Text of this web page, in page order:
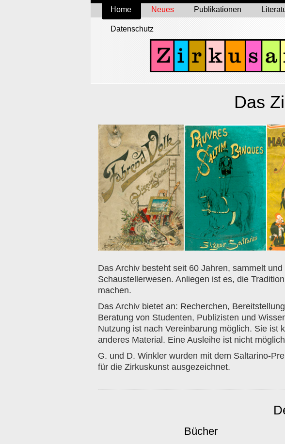
Home Neues Publikationen
Datenschutz
Das
Das Archiv besteht seit 60 Jahren, sammelt
Schaustellerwesen. Anliegen ist es, die
machen.
Das Archiv bietet an: Recherchen,
Beratung von Studenten, Publizisten und
Nutzung ist nach Vereinbarung möglich. Sie ist
anderes Material. Eine Ausleihe ist nicht
G. und D. Winkler wurden mit dem Saltarino-
für die Zirkuskunst ausgezeichnet.
Bücher